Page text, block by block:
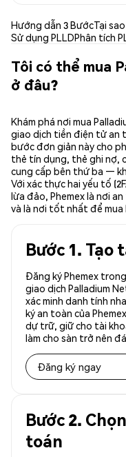
Hướng dẫn 3 BướcTại
Sử dụng PLLDPhân tích
Tôi có thể mua
ở đâu?
Khám phá nơi mua
giao dịch tiền điện tử an
bước đơn giản này cho
thẻ tín dụng, thẻ ghi nợ,
cung cấp bên thứ ba —
Với xác thực hai yếu tố
lừa đảo, Phemex là nơi
và là nơi tốt nhất để
Bước 1. Tạo
Đăng ký Phemex
giao dịch Palladium
xác minh danh tính
ký an toàn của
dự trữ, giữ cho tài
làm cho sàn trở nên
Đăng ký ngay
Bước 2.
toán